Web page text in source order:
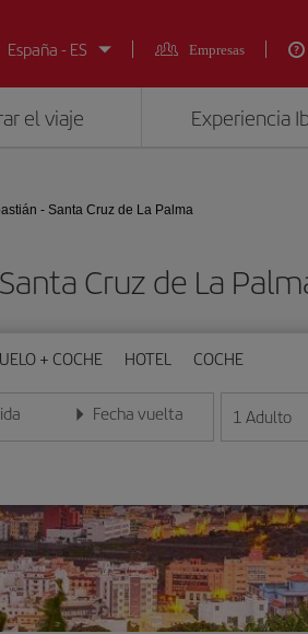
España - ES
Empresas
el viaje Experiencia
- Santa Cruz de La Palma
Cruz de La
+ COCHE HOTEL COCHE
la fecha en formato día/mes/año
Fecha vuelta
Introduce la fecha en formato día/
1 Adulto